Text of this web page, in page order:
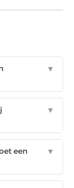
▼
▼
een
▼